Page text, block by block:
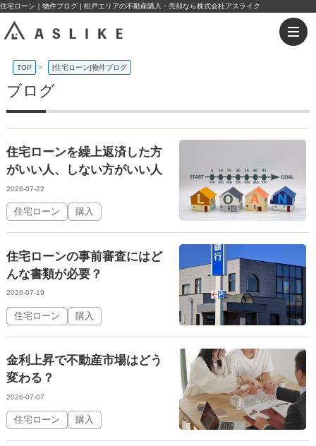
住宅ローン｜物件ブログ | 松戸エリアの不動産購入・売却なら株式会社アスライク
TOP > [住宅ローン]物件ブログ
ブログ
住宅ローンを繰上返済した方
がいい人、しない方がいい人
2026-07-22
住宅ローン 購入
住宅ローンの事前審査にはど
んな書類が必要？
2026-07-19
住宅ローン 購入
金利上昇で不動産市場はどう
変わる？
2026-07-07
住宅ローン 購入